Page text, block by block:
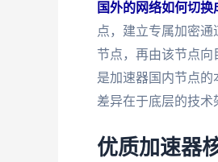
国外的网络如何切换
点，建立专属加密
节点，再由该节点
是加速器国内节点
差异在于底层的技术
优质加速器